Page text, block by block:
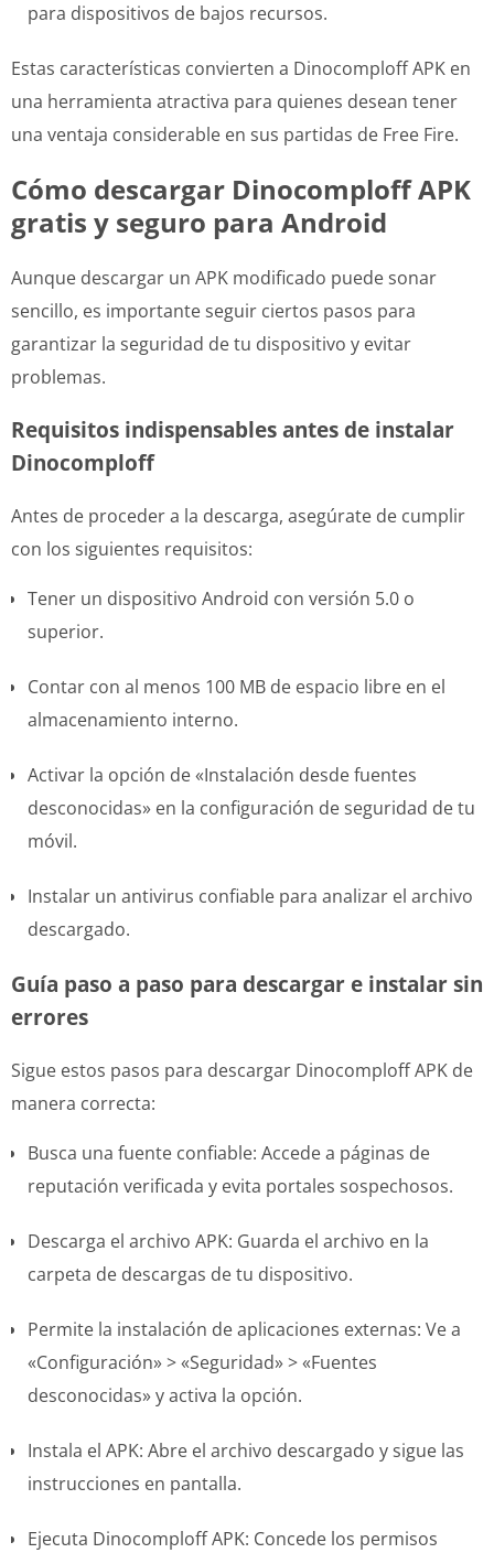
para dispositivos de bajos recursos.
Estas características convierten a Dinocomploff APK en
una herramienta atractiva para quienes desean tener
una ventaja considerable en sus partidas de Free Fire.
Cómo descargar Dinocomploff APK
gratis y seguro para Android
Aunque descargar un APK modificado puede sonar
sencillo, es importante seguir ciertos pasos para
garantizar la seguridad de tu dispositivo y evitar
problemas.
Requisitos indispensables antes de instalar
Dinocomploff
Antes de proceder a la descarga, asegúrate de cumplir
con los siguientes requisitos:
Tener un dispositivo Android con versión 5.0 o
superior.
Contar con al menos 100 MB de espacio libre en el
almacenamiento interno.
Activar la opción de «Instalación desde fuentes
desconocidas» en la configuración de seguridad de tu
móvil.
Instalar un antivirus confiable para analizar el archivo
descargado.
Guía paso a paso para descargar e instalar sin
errores
Sigue estos pasos para descargar Dinocomploff APK de
manera correcta:
Busca una fuente confiable: Accede a páginas de
reputación verificada y evita portales sospechosos.
Descarga el archivo APK: Guarda el archivo en la
carpeta de descargas de tu dispositivo.
Permite la instalación de aplicaciones externas: Ve a
«Configuración» > «Seguridad» > «Fuentes
desconocidas» y activa la opción.
Instala el APK: Abre el archivo descargado y sigue las
instrucciones en pantalla.
Ejecuta Dinocomploff APK: Concede los permisos